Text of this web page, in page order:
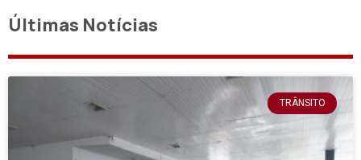
Últimas Notícias
TRÂNSITO